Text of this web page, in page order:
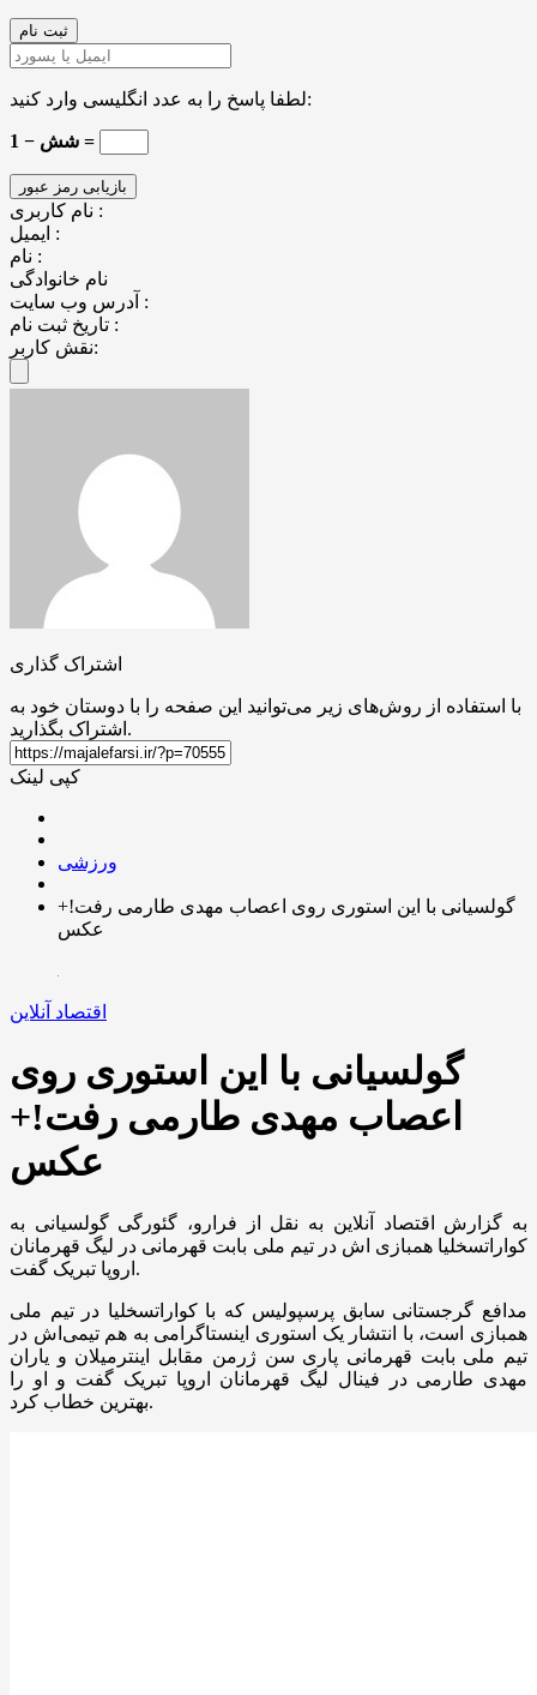
لطفا پاسخ را به عدد انگلیسی وارد کنید:
شش − 1 =
نام کاربری :
ایمیل :
نام :
نام خانوادگی
آدرس وب سایت :
تاریخ ثبت نام :
نقش کاربر:
اشتراک گذاری
با استفاده از روش‌های زیر می‌توانید این صفحه را با دوستان خود به
اشتراک بگذارید.
کپی لینک
ورزشی
گولسیانی با این استوری روی اعصاب مهدی طارمی رفت!+
عکس
اقتصاد آنلاین
گولسیانی با این استوری روی
اعصاب مهدی طارمی رفت!+
عکس
به گزارش اقتصاد آنلاین به نقل از فرارو، گئورگی گولسیانی به
کواراتسخلیا همبازی اش در تیم ملی بابت قهرمانی در لیگ قهرمانان
اروپا تبریک گفت.
مدافع گرجستانی سابق پرسپولیس که با کواراتسخلیا در تیم ملی
همبازی است، با انتشار یک استوری اینستاگرامی به هم تیمی‌اش در
تیم ملی بابت قهرمانی پاری سن ژرمن مقابل اینترمیلان و یاران
مهدی طارمی در فینال لیگ قهرمانان اروپا تبریک گفت و او را
بهترین خطاب کرد.